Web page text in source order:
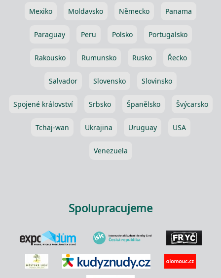
Mexiko Moldavsko Německo Panama
Paraguay Peru Polsko Portugalsko
Rakousko Rumunsko Rusko Řecko
Salvador Slovensko Slovinsko
Spojené království Srbsko Španělsko Švýcarsko
Tchaj-wan Ukrajina Uruguay USA
Venezuela
Spolupracujeme